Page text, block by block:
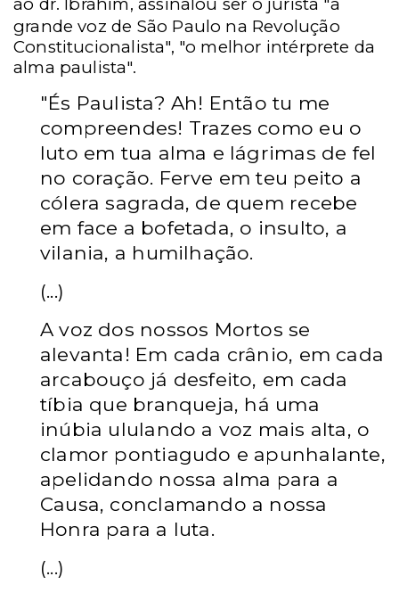
ao dr. Ibrahim, assinalou ser o jurista "a
grande voz de São Paulo na Revolução
Constitucionalista", "o melhor intérprete da
alma paulista".
"És Paulista? Ah! Então tu me
compreendes! Trazes como eu o
luto em tua alma e lágrimas de fel
no coração. Ferve em teu peito a
cólera sagrada, de quem recebe
em face a bofetada, o insulto, a
vilania, a humilhação.
(...)
A voz dos nossos Mortos se
alevanta! Em cada crânio, em cada
arcabouço já desfeito, em cada
tíbia que branqueja, há uma
inúbia ululando a voz mais alta, o
clamor pontiagudo e apunhalante,
apelidando nossa alma para a
Causa, conclamando a nossa
Honra para a luta.
(...)